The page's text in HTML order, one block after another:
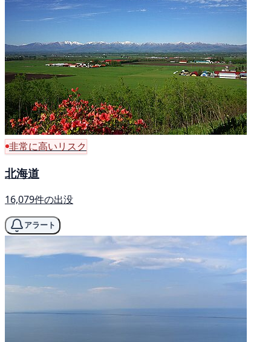
非常に高いリスク
北海道
16,079件の出没
アラート